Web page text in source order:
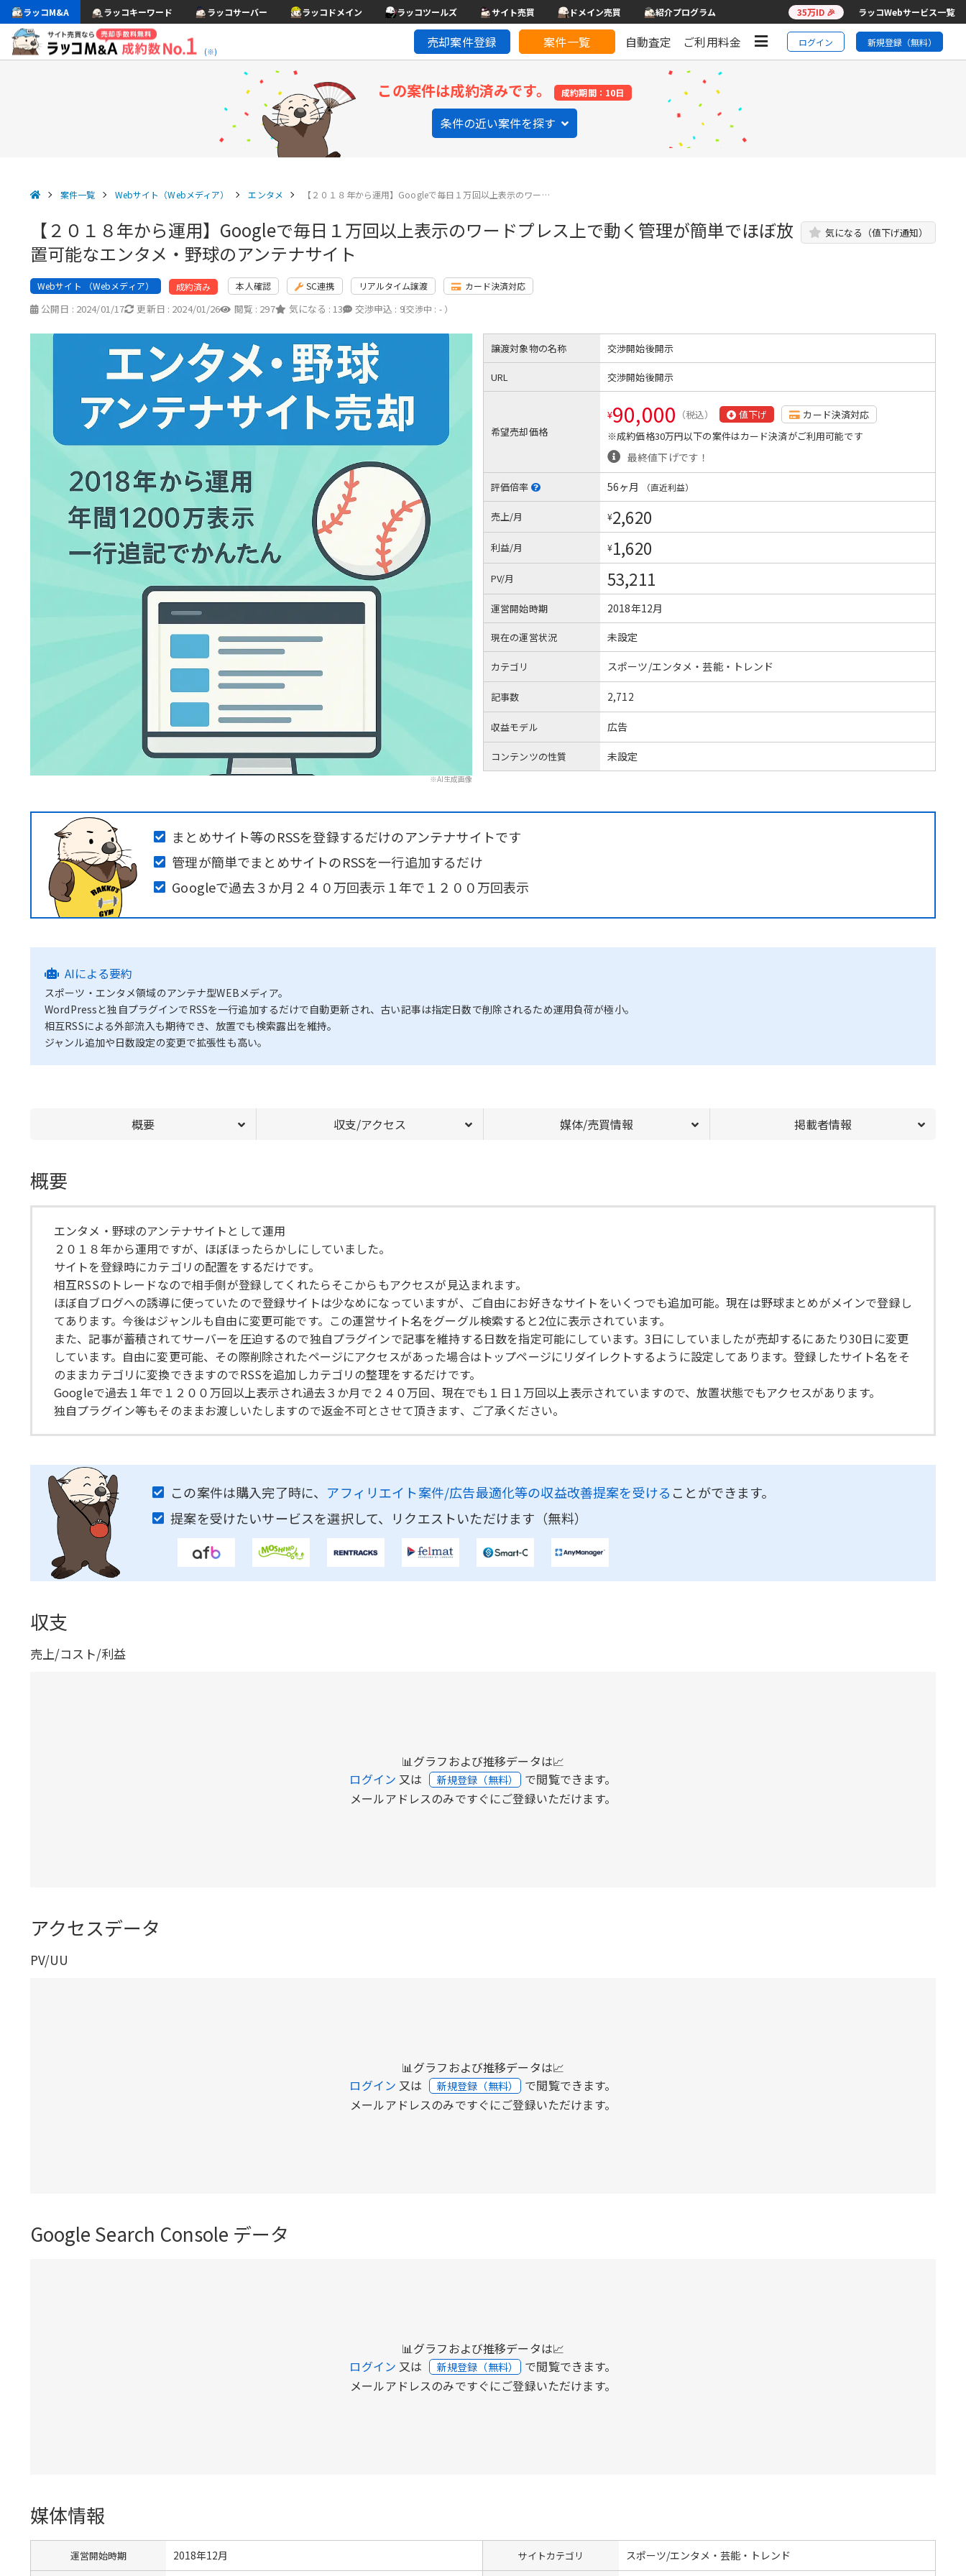
ラッコM&A ラッコキーワード ラッコサーバー ラッコドメイン ラッコツールズ サイト売買 ドメイン売買 紹介プログラム 35万ID 🎉 ラッコWebサービス一覧
(※)
売却案件登録 案件一覧 自動査定 ご利用料金 ログイン 新規登録（無料）
この案件は成約済みです。 成約期間：10日
条件の近い案件を探す
案件一覧 Webサイト（Webメディア） エンタメ 【２０１８年から運用】Googleで毎日１万回以上表示のワー…
【２０１８年から運用】Googleで毎日１万回以上表示のワードプレス上で動く管理が簡単でほぼ放
置可能なエンタメ・野球のアンテナサイト
気になる（値下げ通知）
Webサイト （Webメディア） 成約済み 本人確認 SC連携 リアルタイム譲渡 カード決済対応
公開日 : 2024/01/17 更新日 : 2024/01/26 閲覧 : 297 気になる : 13 交渉申込 : 9
（交渉中 : - ）
※AI生成画像
譲渡対象物の名称 交渉開始後開示
URL 交渉開始後開示
希望売却価格
¥90,000 （税込） 値下げ
カード決済対応
※成約価格30万円以下の案件はカード決済がご利用可能です
最終値下げです！
評価倍率 56ヶ月 （直近利益）
売上/月 ¥2,620
利益/月 ¥1,620
PV/月 53,211
運営開始時期 2018年12月
現在の運営状況 未設定
カテゴリ スポーツ/エンタメ・芸能・トレンド
記事数 2,712
収益モデル 広告
コンテンツの性質 未設定
まとめサイト等のRSSを登録するだけのアンテナサイトです
管理が簡単でまとめサイトのRSSを一行追加するだけ
Googleで過去３か月２４０万回表示１年で１２００万回表示
AIによる要約
スポーツ・エンタメ領域のアンテナ型WEBメディア。
WordPressと独自プラグインでRSSを一行追加するだけで自動更新され、古い記事は指定日数で削除されるため運用負荷が極小。
相互RSSによる外部流入も期待でき、放置でも検索露出を維持。
ジャンル追加や日数設定の変更で拡張性も高い。
概要 収支/アクセス 媒体/売買情報 掲載者情報
概要
エンタメ・野球のアンテナサイトとして運用
２０１８年から運用ですが、ほぼほったらかしにしていました。
サイトを登録時にカテゴリの配置をするだけです。
相互RSSのトレードなので相手側が登録してくれたらそこからもアクセスが見込まれます。
ほぼ自ブログへの誘導に使っていたので登録サイトは少なめになっていますが、ご自由にお好きなサイトをいくつでも追加可能。現在は野球まとめがメインで登録し
てあります。今後はジャンルも自由に変更可能です。この運営サイト名をグーグル検索すると2位に表示されています。
また、記事が蓄積されてサーバーを圧迫するので独自プラグインで記事を維持する日数を指定可能にしています。3日にしていましたが売却するにあたり30日に変更
しています。自由に変更可能、その際削除されたページにアクセスがあった場合はトップページにリダイレクトするように設定してあります。登録したサイト名をそ
のままカテゴリに変換できますのでRSSを追加しカテゴリの整理をするだけです。
Googleで過去１年で１２００万回以上表示され過去３か月で２４０万回、現在でも１日１万回以上表示されていますので、放置状態でもアクセスがあります。
独自プラグイン等もそのままお渡しいたしますので返金不可とさせて頂きます、ご了承ください。
この案件は購入完了時に、 アフィリエイト案件/広告最適化等の収益改善提案を受ける ことができます。
提案を受けたいサービスを選択して、リクエストいただけます（無料）
収支
売上/コスト/利益
📊グラフおよび推移データは📈
ログイン 又は 新規登録（無料） で閲覧できます。
メールアドレスのみですぐにご登録いただけます。
アクセスデータ
PV/UU
📊グラフおよび推移データは📈
ログイン 又は 新規登録（無料） で閲覧できます。
メールアドレスのみですぐにご登録いただけます。
Google Search Console データ
📊グラフおよび推移データは📈
ログイン 又は 新規登録（無料） で閲覧できます。
メールアドレスのみですぐにご登録いただけます。
媒体情報
運営開始時期 2018年12月 サイトカテゴリ スポーツ/エンタメ・芸能・トレンド